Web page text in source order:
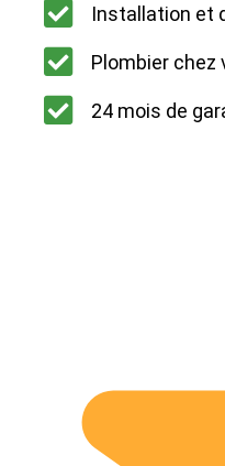
Installation et
Plombier chez
24 mois de